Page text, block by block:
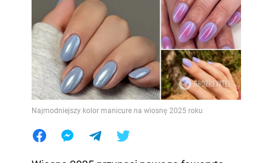
Najmodniejszy kolor manicure na wiosnę 2025 roku